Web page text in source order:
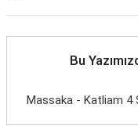
Bu
Massaka - Katliam 4